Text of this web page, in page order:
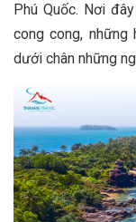
Phú Quốc. Nơi
cong cong, những
dưới chân những